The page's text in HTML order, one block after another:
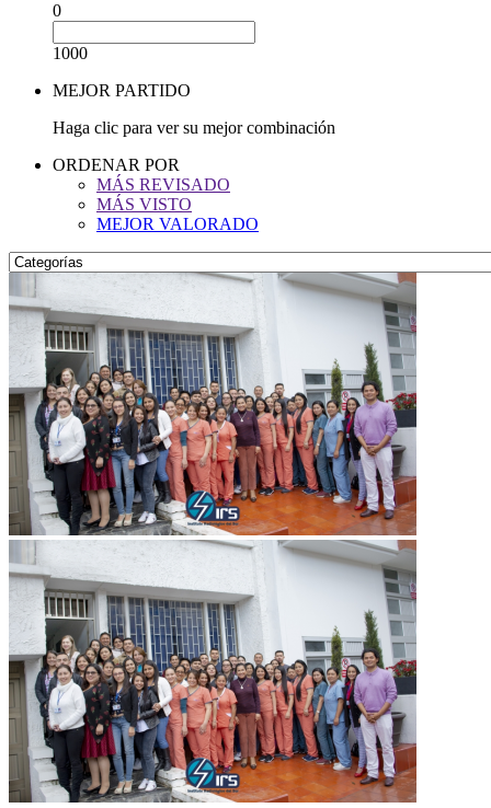
0
1000
MEJOR PARTIDO
Haga clic para ver su mejor combinación
ORDENAR POR
MÁS REVISADO
MÁS VISTO
MEJOR VALORADO